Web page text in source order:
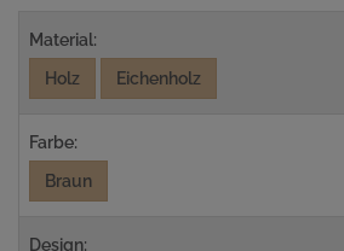
Material:
Holz
Eichenholz
Farbe:
Braun
Design: